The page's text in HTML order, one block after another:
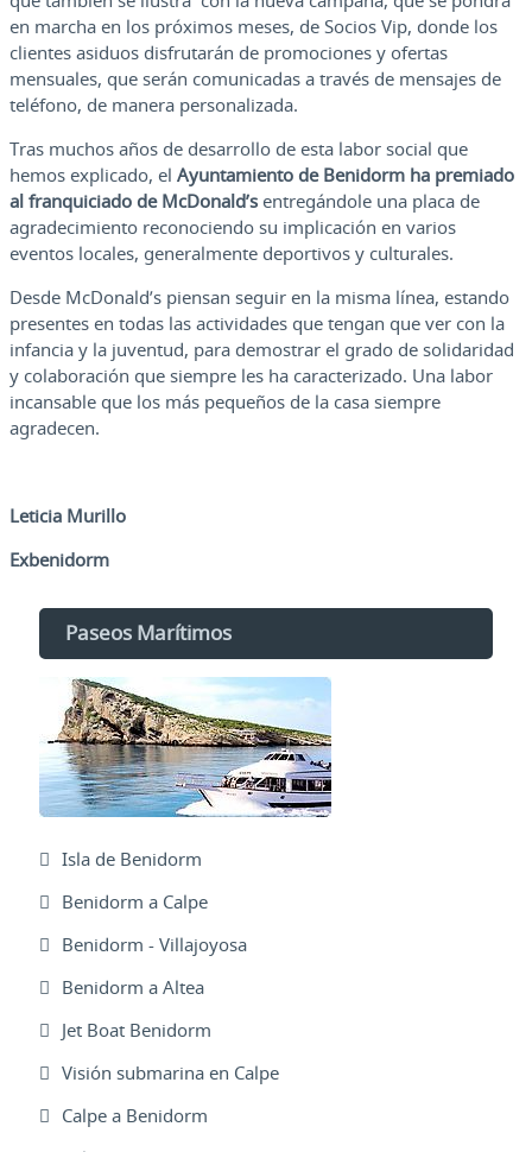
en marcha en los próximos meses, de Socios Vip, donde los
clientes asiduos disfrutarán de promociones y ofertas
mensuales, que serán comunicadas a través de mensajes de
teléfono, de manera personalizada.
Tras muchos años de desarrollo de esta labor social que
hemos explicado, el Ayuntamiento de Benidorm ha premiado
al franquiciado de McDonald’s entregándole una placa de
agradecimiento reconociendo su implicación en varios
eventos locales, generalmente deportivos y culturales.
Desde McDonald’s piensan seguir en la misma línea, estando
presentes en todas las actividades que tengan que ver con la
infancia y la juventud, para demostrar el grado de solidaridad
y colaboración que siempre les ha caracterizado. Una labor
incansable que los más pequeños de la casa siempre
agradecen.
Leticia Murillo
Exbenidorm
Paseos Marítimos
Isla de Benidorm
Benidorm a Calpe
Benidorm - Villajoyosa
Benidorm a Altea
Jet Boat Benidorm
Visión submarina en Calpe
Calpe a Benidorm